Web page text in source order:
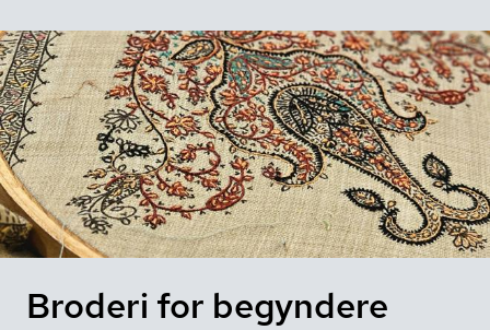
Broderi for begyndere